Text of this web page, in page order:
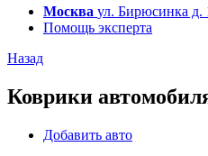
Москва ул. Бирюсинка д.
Помощь эксперта
Назад
Коврики
Добавить авто